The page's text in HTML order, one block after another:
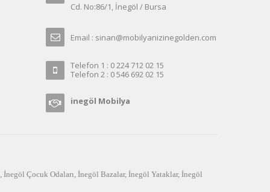
Cd. No:86/1, İnegöl / Bursa
Email : sinan@mobilyanizinegolden.com
Telefon 1 : 0 224 712 02 15
Telefon 2 : 0 546 692 02 15
inegöl Mobilya
İnegöl Çocuk Odaları İnegöl Bazalar, İnegöl Yataklar, İnegöl